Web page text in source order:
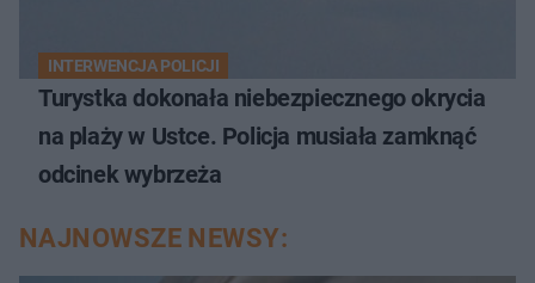
INTERWENCJA POLICJI
Turystka dokonała niebezpiecznego okrycia
na plaży w Ustce. Policja musiała zamknąć
odcinek wybrzeża
NAJNOWSZE NEWSY: